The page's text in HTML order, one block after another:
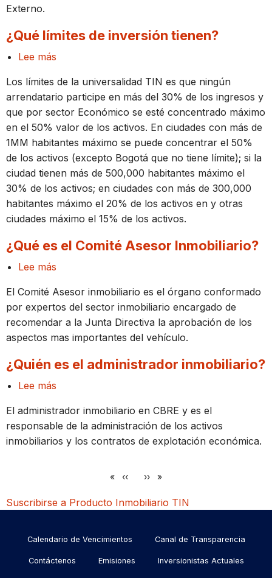
Externo.
¿Qué límites de inversión tienen?
Lee más
límites
de
inversión
tienen?
Los límites de la universalidad TIN es que ningún
arrendatario participe en más del 30% de los ingresos y
que por sector Económico se esté concentrado máximo
en el 50% valor de los activos. En ciudades con más de
1MM habitantes máximo se puede concentrar el 50%
de los activos (excepto Bogotá que no tiene límite); si la
ciudad tienen más de 500,000 habitantes máximo el
30% de los activos; en ciudades con más de 300,000
habitantes máximo el 20% de los activos en y otras
ciudades máximo el 15% de los activos.
¿Qué es el Comité Asesor Inmobiliario?
Lee más
es
el
Comité
Asesor
Inmobiliario?
El Comité Asesor inmobiliario es el órgano conformado
por expertos del sector inmobiliario encargado de
recomendar a la Junta Directiva la aprobación de los
aspectos mas importantes del vehículo.
¿Quién es el administrador inmobiliario?
Lee más
es
el
administrador
El administrador inmobiliario en CBRE y es el
responsable de la administración de los activos
inmobiliarios y los contratos de explotación económica.
Página
‹‹
Siguiente
››
Suscribirse a Producto Inmobiliario TIN
Menu
footer
Calendario de Vencimientos Canal de Transparencia
Contáctenos Emisiones Inversionistas Actuales